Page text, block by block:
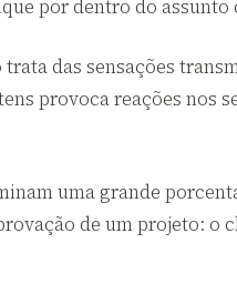
por dentro do assunto
das sensações
provoca reações nos
uma grande
de um projeto: o